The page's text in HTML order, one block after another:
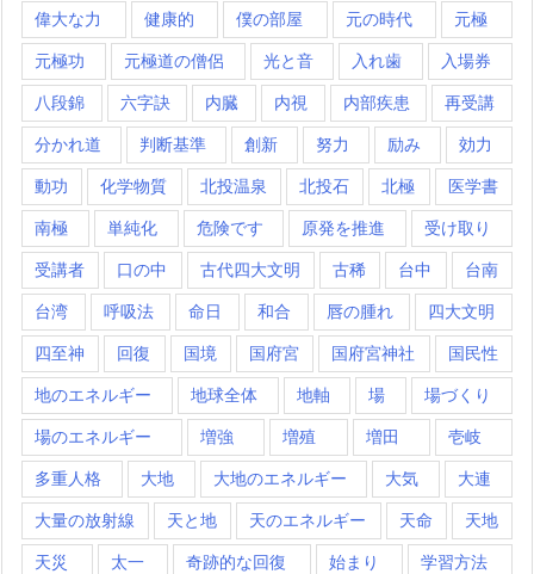
偉大な力 健康的 僕の部屋 元の時代 元極
元極功 元極道の僧侶 光と音 入れ歯 入場券
八段錦 六字訣 内臓 内視 内部疾患 再受講
分かれ道 判断基準 創新 努力 励み 効力
動功 化学物質 北投温泉 北投石 北極 医学書
南極 単純化 危険です 原発を推進 受け取り
受講者 口の中 古代四大文明 古稀 台中 台南
台湾 呼吸法 命日 和合 唇の腫れ 四大文明
四至神 回復 国境 国府宮 国府宮神社 国民性
地のエネルギー 地球全体 地軸 場 場づくり
場のエネルギー 増強 増殖 増田 壱岐
多重人格 大地 大地のエネルギー 大気 大連
大量の放射線 天と地 天のエネルギー 天命 天地
天災 太一 奇跡的な回復 始まり 学習方法